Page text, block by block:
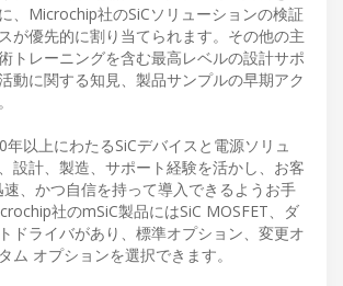
、Microchip社のSiCソリューションの検証
が優先的に割り当てられます。その他の主
トレーニングを含む最高レベルの設計サポ
動に関する知見、製品サンプルの早期アク
以上にわたるSiCデバイスと電源ソリュ
設計、製造、サポート経験を活かし、お客
速、かつ自信を持って導入できるようお手
社のmSiC製品にはSiC MOSFET、ダ
ドライバがあり、標準オプション、変更オ
ム オプションを選択できます。